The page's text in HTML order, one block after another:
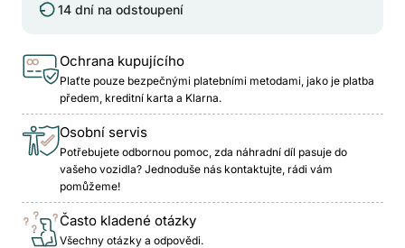
14 dní na odstoupení
Ochrana kupujícího
Plaťte pouze bezpečnými platebními metodami, jako je platba
předem, kreditní karta a Klarna.
Osobní servis
Potřebujete odbornou pomoc, zda náhradní díl pasuje do
vašeho vozidla? Jednoduše nás kontaktujte, rádi vám
pomůžeme!
Často kladené otázky
Všechny otázky a odpovědi.